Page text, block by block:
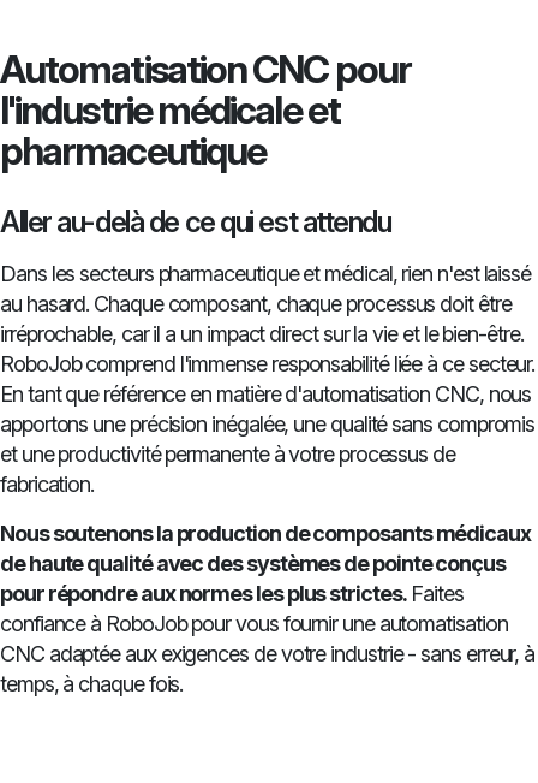
Automatisation CNC pour
l'industrie médicale et
pharmaceutique
Aller au-delà de ce qui est attendu
Dans les secteurs pharmaceutique et médical, rien n'est laissé
au hasard. Chaque composant, chaque processus doit être
irréprochable, car il a un impact direct sur la vie et le bien-être.
RoboJob comprend l'immense responsabilité liée à ce secteur.
En tant que référence en matière d'automatisation CNC, nous
apportons une précision inégalée, une qualité sans compromis
et une productivité permanente à votre processus de
fabrication.
Nous soutenons la production de composants médicaux
de haute qualité avec des systèmes de pointe conçus
pour répondre aux normes les plus strictes.Faites
confiance à RoboJob pour vous fournir une automatisation
CNC adaptée aux exigences de votre industrie - sans erreur, à
temps, à chaque fois.